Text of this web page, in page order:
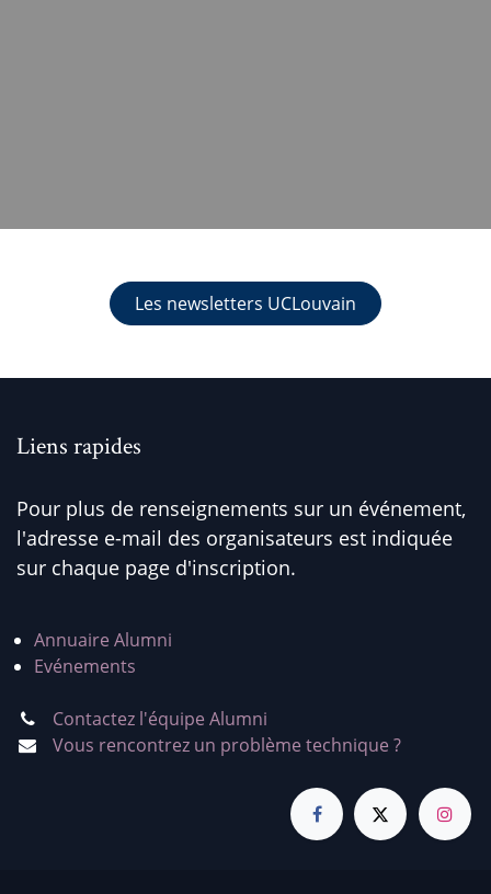
Les newsletters UCLouvain
Liens rapides
Pour plus de renseignements sur un événement,
l'adresse e-mail des organisateurs est indiquée
sur chaque page d'inscription.
Annuaire Alumni
Evénements
Contactez l'équipe Alumni
Vous rencontrez un problème technique ?